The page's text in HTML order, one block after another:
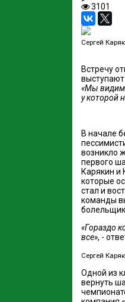
3101
Сергей
Встречу
«Мы видим
у которой
В начале
возникло
первого
Карякин и
которые
стал и
команды
«Гораздо
все», -
Сергей
Одной из
вернуть